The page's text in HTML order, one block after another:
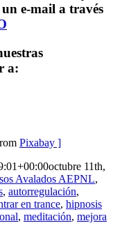
e-mail a través
a:
Pixabay ]
octubre 11th,
Avalados AEPNL,
, autorregulación,
en trance, hipnosis
, meditación, mejora